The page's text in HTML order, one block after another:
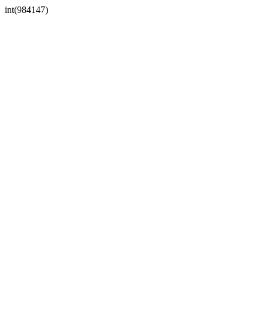
int(984147)